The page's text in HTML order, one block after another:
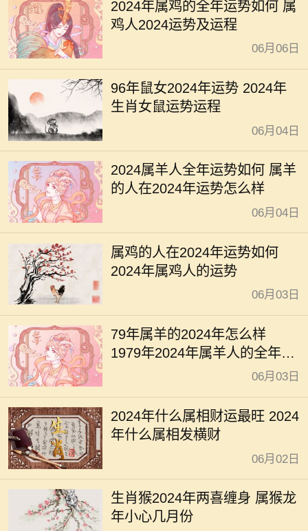
2024年属鸡的全年运势如何 属
鸡人2024运势及运程
06月06日
96年鼠女2024年运势 2024年
生肖女鼠运势运程
06月04日
2024属羊人全年运势如何 属羊
的人在2024年运势怎么样
06月04日
属鸡的人在2024年运势如何
2024年属鸡人的运势
06月03日
79年属羊的2024年怎么样
1979年2024年属羊人的全年运
06月03日
2024年什么属相财运最旺 2024
年什么属相发横财
06月02日
生肖猴2024年两喜缠身 属猴龙
年小心几月份